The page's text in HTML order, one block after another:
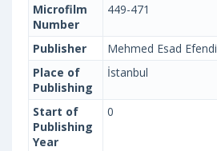
Microfilm
Number
449-471
Publisher
Mehmed Esad Efendi
Place of
Publishing
İstanbul
Start of
Publishing
Year
0